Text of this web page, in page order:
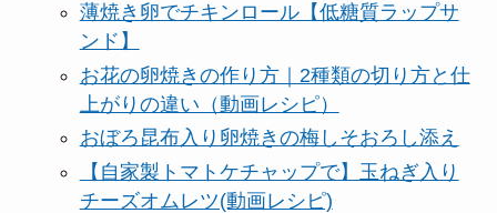
薄焼き卵でチキンロール【低糖質ラップサ
ンド】
お花の卵焼きの作り方｜2種類の切り方と仕
上がりの違い（動画レシピ）
おぼろ昆布入り卵焼きの梅しそおろし添え
【自家製トマトケチャップで】玉ねぎ入り
チーズオムレツ(動画レシピ)